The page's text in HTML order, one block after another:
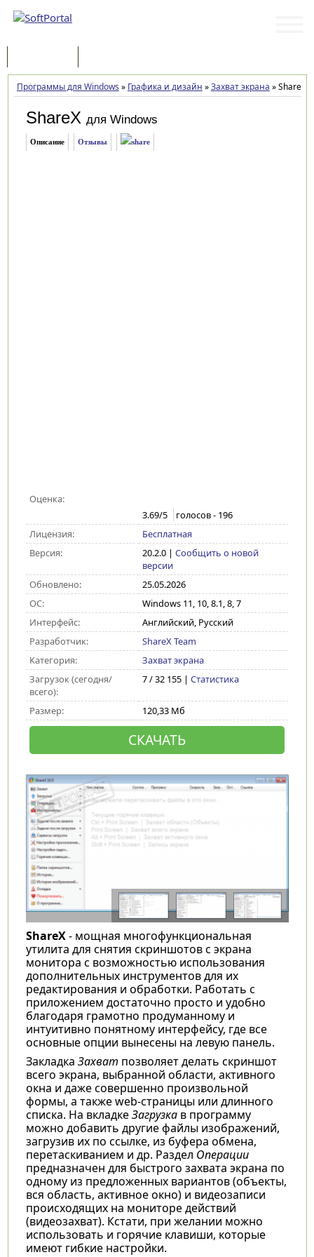
Программы для Windows » Графика и дизайн »Захват экрана »ShareX
ShareX для Windows
Описание Отзывы
Оценка:
3.69/5 голосов - 196
Лицензия:
Бесплатная
Версия:
20.2.0| Сообщить о новой
версии
Обновлено:
25.05.2026
ОС:
Windows 11, 10, 8.1, 8, 7
Интерфейс:
Английский, Русский
Разработчик:
ShareX Team
Категория:
Захват экрана
Загрузок (сегодня/
всего):
7 / 32 155 | Статистика
Размер: 120,33 Мб
СКАЧАТЬ
ShareX- мощная многофункциональная
утилита для снятия скриншотов с экрана
монитора с возможностью использования
дополнительных инструментов для их
редактирования и обработки. Работать с
приложением достаточно просто и удобно
благодаря грамотно продуманному и
интуитивно понятному интерфейсу, где все
основные опции вынесены на левую панель.
Закладка Захват позволяет делать скриншот
всего экрана, выбранной области, активного
окна и даже совершенно произвольной
формы, а также web-страницы или длинного
списка. На вкладкеЗагрузкав программу
можно добавить другие файлы изображений,
загрузив их по ссылке, из буфера обмена,
перетаскиванием и др. Раздел Операции
предназначен для быстрого захвата экрана по
одному из предложенных вариантов (объекты,
вся область, активное окно) и видеозаписи
происходящих на мониторе действий
(видеозахват). Кстати, при желании можно
использовать и горячие клавиши, которые
имеют гибкие настройки.